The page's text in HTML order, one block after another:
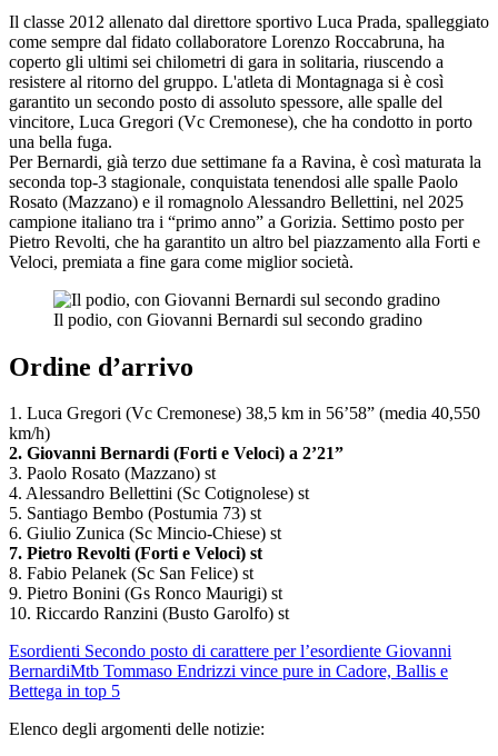
Il classe 2012 allenato dal direttore sportivo Luca Prada, spalleggiato
come sempre dal fidato collaboratore Lorenzo Roccabruna, ha
coperto gli ultimi sei chilometri di gara in solitaria, riuscendo a
resistere al ritorno del gruppo. L'atleta di Montagnaga si è così
garantito un secondo posto di assoluto spessore, alle spalle del
vincitore, Luca Gregori (Vc Cremonese), che ha condotto in porto
una bella fuga.
Per Bernardi, già terzo due settimane fa a Ravina, è così maturata la
seconda top-3 stagionale, conquistata tenendosi alle spalle Paolo
Rosato (Mazzano) e il romagnolo Alessandro Bellettini, nel 2025
campione italiano tra i “primo anno” a Gorizia. Settimo posto per
Pietro Revolti, che ha garantito un altro bel piazzamento alla Forti e
Veloci, premiata a fine gara come miglior società.
Il podio, con Giovanni Bernardi sul secondo gradino
Ordine d’arrivo
1. Luca Gregori (Vc Cremonese) 38,5 km in 56’58” (media 40,550
km/h)
2. Giovanni Bernardi (Forti e Veloci) a 2’21”
3. Paolo Rosato (Mazzano) st
4. Alessandro Bellettini (Sc Cotignolese) st
5. Santiago Bembo (Postumia 73) st
6. Giulio Zunica (Sc Mincio-Chiese) st
7. Pietro Revolti (Forti e Veloci) st
8. Fabio Pelanek (Sc San Felice) st
9. Pietro Bonini (Gs Ronco Maurigi) st
10. Riccardo Ranzini (Busto Garolfo) st
Esordienti Secondo posto di carattere per l’esordiente Giovanni
BernardiMtb Tommaso Endrizzi vince pure in Cadore, Ballis e
Bettega in top 5
Elenco degli argomenti delle notizie: